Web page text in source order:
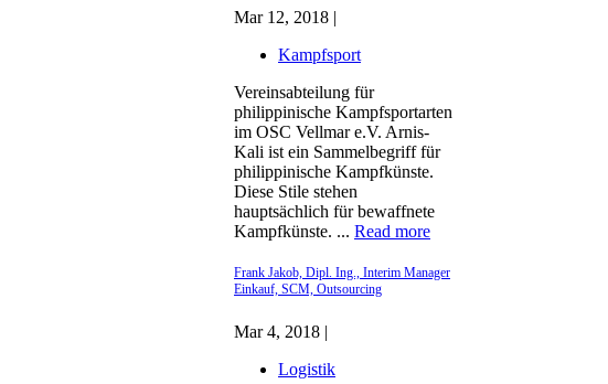
Mar 12, 2018 |
Kampfsport
Vereinsabteilung für
philippinische Kampfsportarten
im OSC Vellmar e.V. Arnis-
Kali ist ein Sammelbegriff für
philippinische Kampfkünste.
Diese Stile stehen
hauptsächlich für bewaffnete
Kampfkünste. ... Read more
Frank Jakob, Dipl. Ing., Interim Manager
Einkauf, SCM, Outsourcing
Mar 4, 2018 |
Logistik